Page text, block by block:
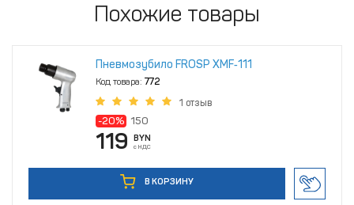
Похожие товары
Пневмозубило FROSP XMF‑111
Код товара: 772
1 отзыв
-20% 150
119 BYN
с НДС
В КОРЗИНУ